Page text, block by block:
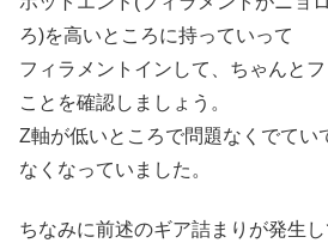
ろ)を高いところに持っていって
フィラメントインして、ちゃんと
ことを確認しましょう。
Z軸が低いところで問題なくでてい
なくなっていました。
ちなみに前述のギア詰まりが発生